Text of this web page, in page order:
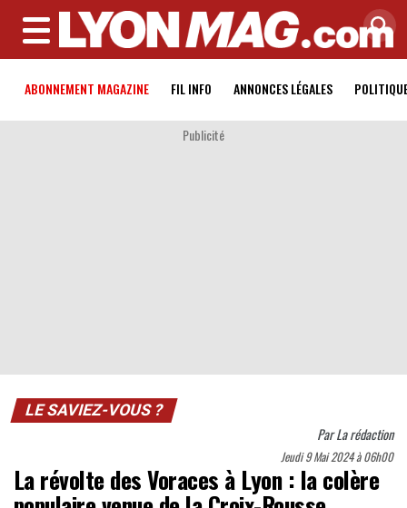
MENU
ABONNEMENT MAGAZINE FIL INFO ANNONCES LÉGALES
Publicité
LE SAVIEZ-VOUS ?
ParLa rédaction
Jeudi 9 Mai 2024 à 06h00
La révolte des Voraces à Lyon : la colère